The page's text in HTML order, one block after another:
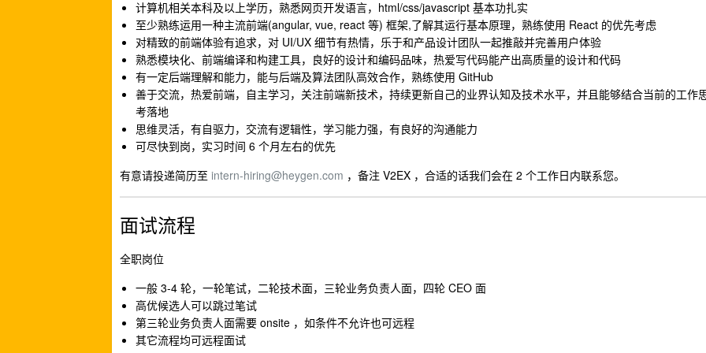
计算机相关本科及以上学历，熟悉网页开发语言，html/css/javascript 基本功扎实
至少熟练运用一种主流前端(angular, vue, react 等) 框架,了解其运行基本原理，熟练使用 React 的优先考虑
对精致的前端体验有追求，对 UI/UX 细节有热情，乐于和产品设计团队一起推敲并完善用户体验
熟悉模块化、前端编译和构建工具，良好的设计和编码品味，热爱写代码能产出高质量的设计和代码
有一定后端理解和能力，能与后端及算法团队高效合作，熟练使用 GitHub
善于交流，热爱前端，自主学习，关注前端新技术，持续更新自己的业界认知及技术水平，并且能够结合当前的工作
考落地
思维灵活，有自驱力，交流有逻辑性，学习能力强，有良好的沟通能力
可尽快到岗，实习时间 6 个月左右的优先
有意请投递简历至 intern-hiring@heygen.com ，备注 V2EX ，合适的话我们会在 2 个工作日内联系您。
面试流程
全职岗位
一般 3-4 轮，一轮笔试，二轮技术面，三轮业务负责人面，四轮 CEO 面
高优候选人可以跳过笔试
第三轮业务负责人面需要 onsite ，如条件不允许也可远程
其它流程均可远程面试